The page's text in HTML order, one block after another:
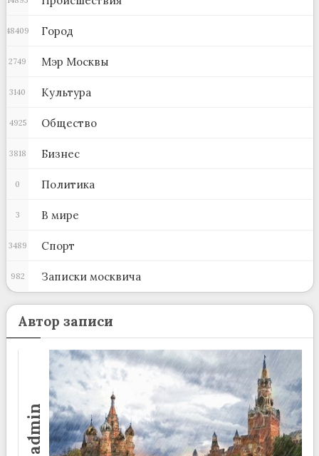
Город
48409
Мэр Москвы
2749
Культура
3140
Общество
4925
Бизнес
3818
Политика
0
В мире
3
Спорт
3489
Записки москвича
982
Автор записи
admin